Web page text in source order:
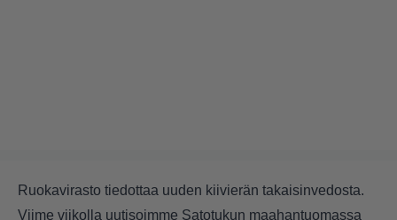
Ruokavirasto tiedottaa uuden kiivierän takaisinvedosta.
Viime viikolla uutisoimme Satotukun maahantuomassa